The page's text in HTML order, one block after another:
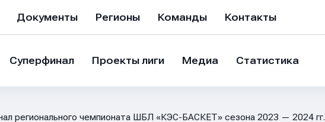
Документы Регионы Команды Контакты
Суперфинал Проекты лиги Медиа Статистика
регионального чемпионата ШБЛ «КЭС-БАСКЕТ» сезона 2023 — 2024 гг.